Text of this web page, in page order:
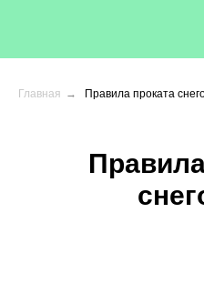
Главная → Правила проката